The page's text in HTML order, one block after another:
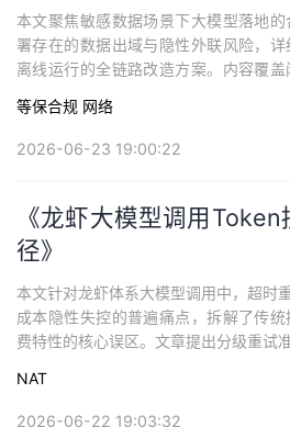
本文聚焦敏感数据场景下大模型落地
署存在的数据出域与隐性外联风险，
离线运行的全链路改造方案。内容覆
周期流量验证、分级适配与本地高可用
等保合规 网络
2026-06-23 19:00:22
《龙虾大模型调用
径》
本文针对龙虾体系大模型调用中，超时
成本隐性失控的普遍痛点，拆解了传
费特性的核心误区。文章提出分级重试
调用全链路的成本优化节点，同时给出
调需在保障业务效果的前提下消除无效消
NAT
2026-06-22 19:03:32